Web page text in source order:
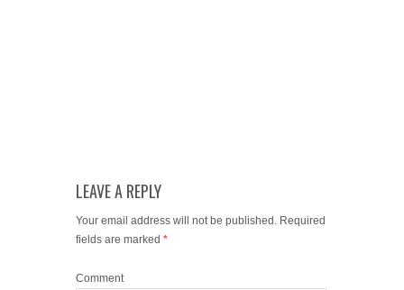
LEAVE A REPLY
Your email address will not be published. Required
fields are marked *
Comment